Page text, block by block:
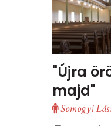
"Újra
majd"
Somogyi